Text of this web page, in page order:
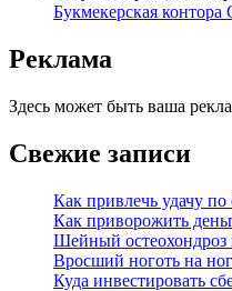
Букмекерская контора
Реклама
Здесь может быть ваша
Свежие записи
Как привлечь удачу
Как приворожить
Шейный
Вросший ноготь на
Куда инвестировать